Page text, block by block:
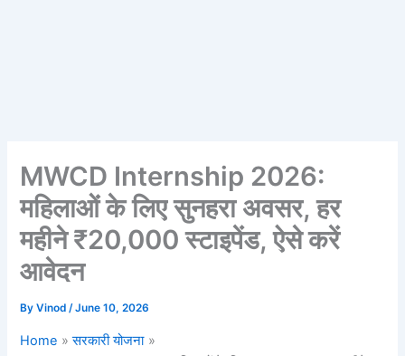
MWCD Internship 2026:
महिलाओं के लिए सुनहरा अवसर, हर
महीने ₹20,000 स्टाइपेंड, ऐसे करें
आवेदन
ByVinod/June 10, 2026
Home
सरकारी योजना